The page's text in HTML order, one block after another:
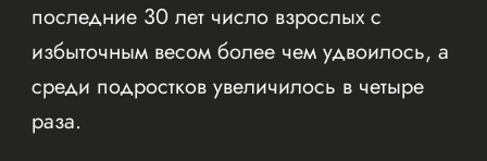
последние 30 лет число взрослых с
избыточным весом более чем удвоилось, а
среди подростков увеличилось в четыре
раза.